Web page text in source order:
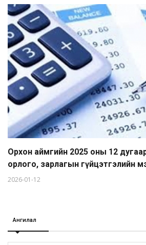
Орхон аймгийн 2025 оны 12
орлого, зарлагын гүйцэтгэлийн
2026-01-12
Ангилал